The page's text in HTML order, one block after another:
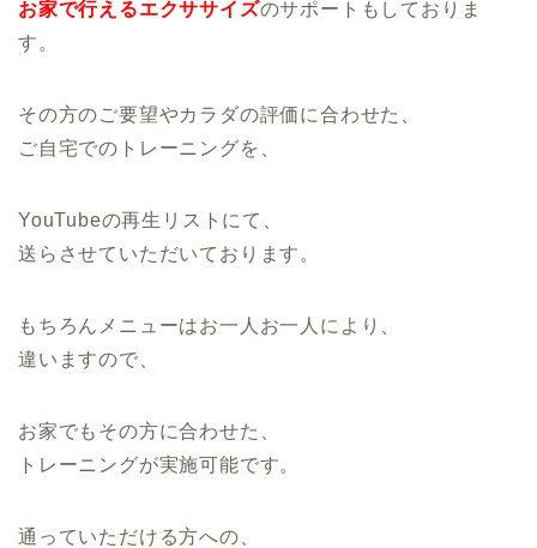
お家で行えるエクササイズのサポートもしておりま
す。
その方のご要望やカラダの評価に合わせた、
ご自宅でのトレーニングを、
YouTubeの再生リストにて、
送らさせていただいております。
もちろんメニューはお一人お一人により、
違いますので、
お家でもその方に合わせた、
トレーニングが実施可能です。
通っていただける方への、